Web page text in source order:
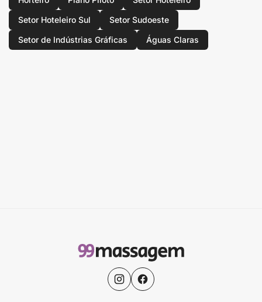
Setor Hoteleiro Sul
Setor Sudoeste
Setor de Indústrias Gráficas
Águas Claras